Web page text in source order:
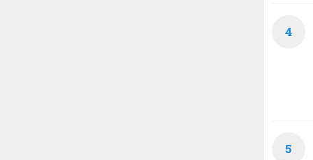
4
5